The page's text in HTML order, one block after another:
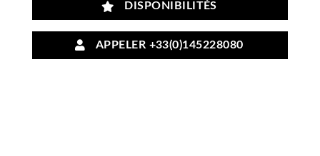
DISPONIBILITÉS
APPELER +33(0)145228080